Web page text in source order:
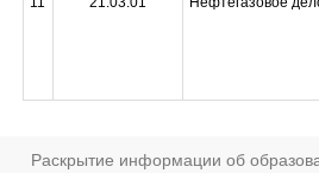
Раскрытие информации об